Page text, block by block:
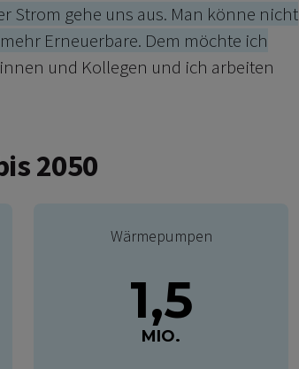
Strom gehe uns aus. Man könne nicht
Erneuerbare. Dem möchte ich
und Kollegen und ich arbeiten
2050
Wärmepumpen
1,5
MIO.